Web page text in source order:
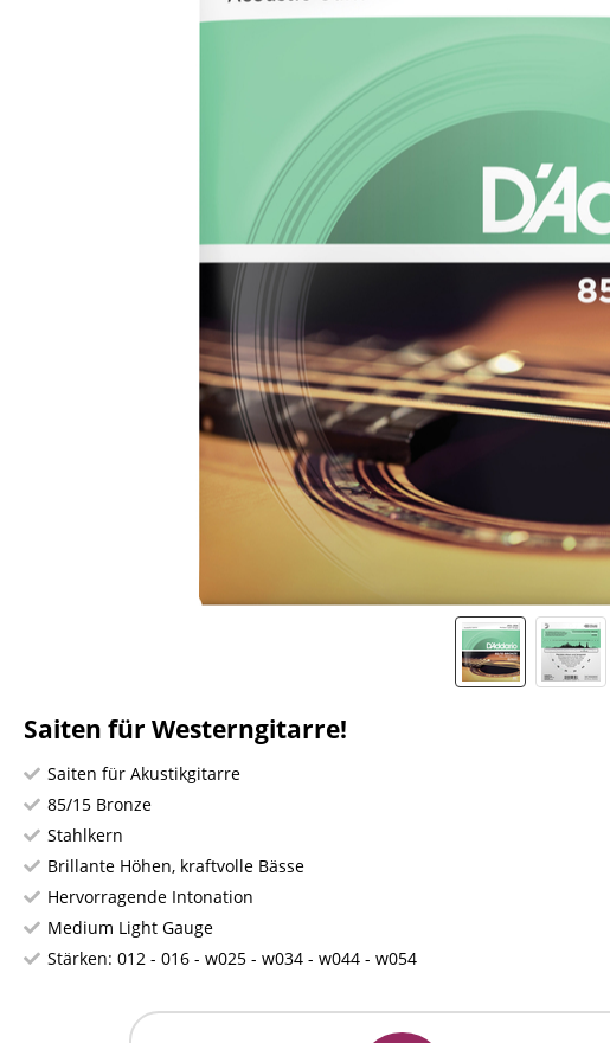
Saiten für Westerngitarre!
Saiten für Akustikgitarre
85/15 Bronze
Stahlkern
Brillante Höhen, kraftvolle Bässe
Hervorragende Intonation
Medium Light Gauge
Stärken: 012 - 016 - w025 - w034 - w044 - w054